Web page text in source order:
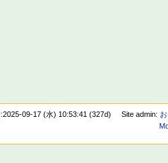
09-17 (水) 10:53:41 (327d) Site admin: